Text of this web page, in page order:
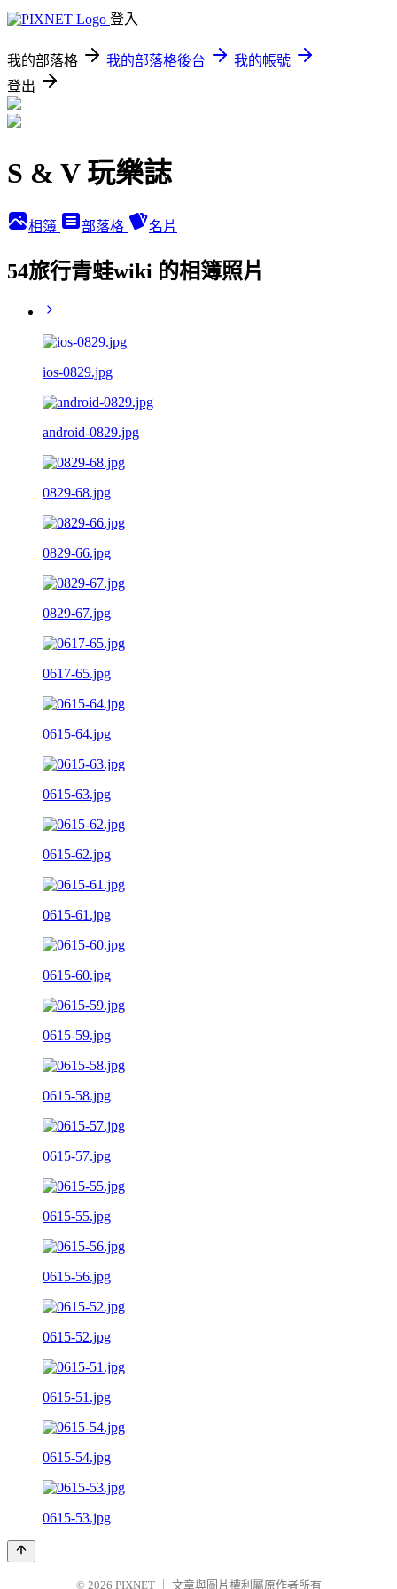
登入
我的部落格 我的部落格後台
我的帳號
登出
S & V 玩樂誌
相簿 部落格 名片
54旅行青蛙wiki 的相簿照片
ios-0829.jpg
android-0829.jpg
0829-68.jpg
0829-66.jpg
0829-67.jpg
0617-65.jpg
0615-64.jpg
0615-63.jpg
0615-62.jpg
0615-61.jpg
0615-60.jpg
0615-59.jpg
0615-58.jpg
0615-57.jpg
0615-55.jpg
0615-56.jpg
0615-52.jpg
0615-51.jpg
0615-54.jpg
0615-53.jpg
© 2026 PIXNET 文章與圖片權利屬原作者所有